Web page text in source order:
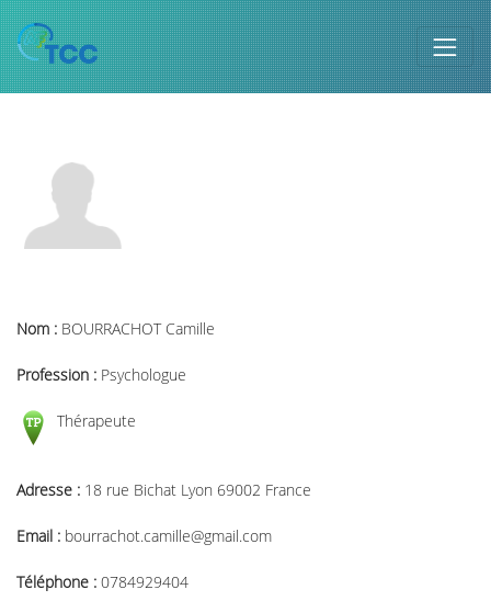
Nom : BOURRACHOT Camille
Profession : Psychologue
Thérapeute
Adresse : 18 rue Bichat Lyon 69002 France
Email : bourrachot.camille@gmail.com
Téléphone : 0784929404